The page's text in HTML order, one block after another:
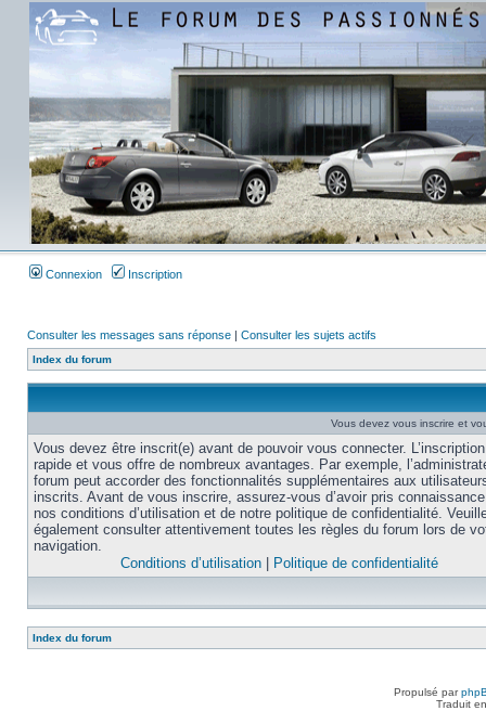
Connexion Inscription
Consulter les messages sans réponse | Consulter les sujets actifs
Index du forum
Vous devez vous inscrire et
Vous devez être inscrit(e) avant de pouvoir vous connecter.
rapide et vous offre de nombreux avantages. Par exemple,
forum peut accorder des fonctionnalités supplémentaires aux
inscrits. Avant de vous inscrire, assurez-vous d’avoir pris
nos conditions d’utilisation et de notre politique de confidentialité.
également consulter attentivement toutes les règles du forum lors de
navigation.
Conditions d’utilisation
Politique de confidentialité
Index du forum
Propulsé par
Traduit